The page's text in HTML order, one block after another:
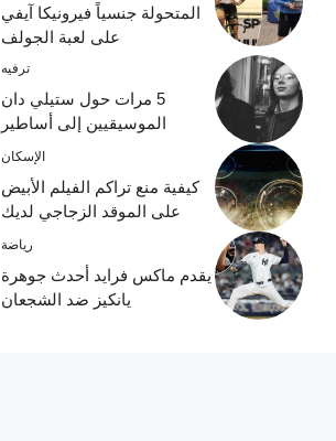
المتحولة جنسياً فيرونيكا آيفي
على لعبة الجولف
ترفيه
5 مرات حول ستيلي دان
الموسيقيين إلى أساطير
الإسكان
كيفية منع تراكم الفيلم الأبيض
على الموقد الزجاجي لديك
رياضة
يقدم ماكس فرايد أحدث جوهرة
يانكيز ضد الشجعان